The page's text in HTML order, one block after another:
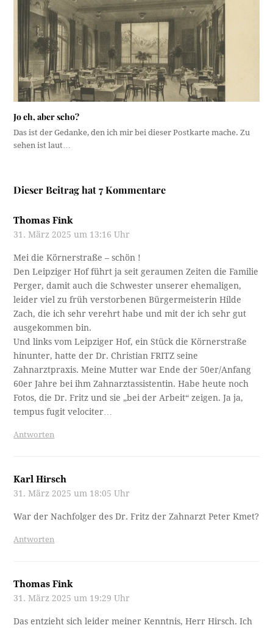
Jo eh, aber scho?
Das ist der Gedanke, den ich mir bei dieser Postkarte mache. Zu
sehen ist laut…
Dieser Beitrag hat 7 Kommentare
Thomas Fink
31. März 2025 um 13:16 Uhr
Mei die Körnerstraße – schön !
Den Leipziger Hof führt ja seit geraumen Zeiten die Familie
Perger, damit auch die Schwester unserer ehemaligen,
leider viel zu früh verstorbenen Bürgermeisterin Hilde
Zach, die ich sehr verehrt habe und mit der ich sehr gut
ausgekommen bin.
Und links vom Leipziger Hof, ein Stück die Körnerstraße
hinunter, hatte der Dr. Christian FRITZ seine
Zahnarztpraxis. Meine Mutter war Ende der 50er/Anfang
60er Jahre bei ihm Zahnarztassistentin. Habe heute noch
Fotos, die Dr. Fritz und sie „bei der Arbeit“ zeigen. Ja ja,
tempus fugit velociter…
Antworten
Karl Hirsch
31. März 2025 um 18:05 Uhr
War der Nachfolger des Dr. Fritz der Zahnarzt Peter Kmet?
Antworten
Thomas Fink
31. März 2025 um 19:29 Uhr
Das entzieht sich leider meiner Kenntnis, Herr Hirsch. Ich